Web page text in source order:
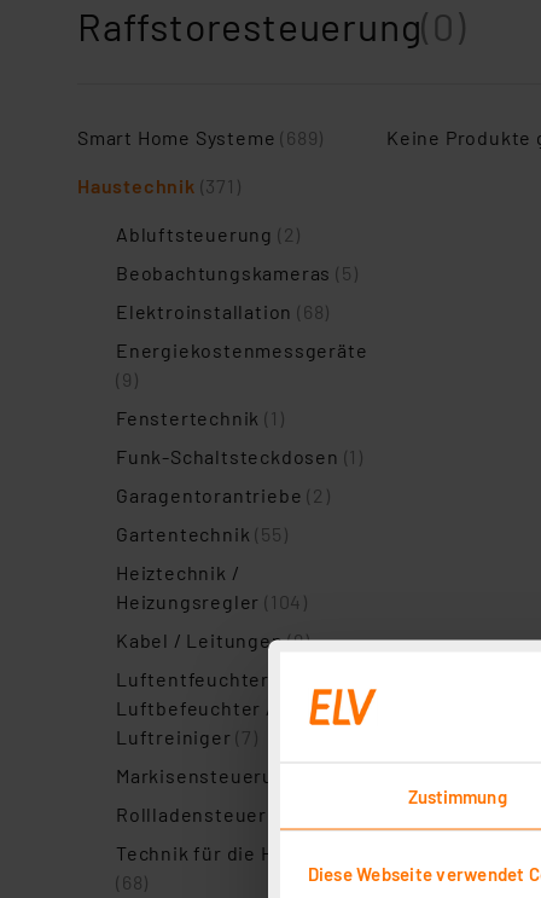
Zustimmung
Diese Webseite verwendet
Raffstoresteuerung(0)
Smart Home Systeme(689)
Haustechnik (371)
Abluftsteuerung (2)
Beobachtungskameras(5)
Elektroinstallation(68)
Energiekostenmessgeräte
(9)
Fenstertechnik(1)
Funk-Schaltsteckdosen (1)
Garagentorantriebe(2)
Gartentechnik(55)
Heiztechnik /
Heizungsregler(104)
Kabel / Leitungen(9)
Luftentfeuchter /
Luftbefeuchter /
Luftreiniger(7)
Markisensteuerung
Rollladensteuerung
Technik für die Haustür
(68)
Keine Produkte